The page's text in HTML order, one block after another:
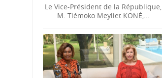
Le Vice-Président de la République,
M. Tiémoko Meyliet KONÉ,...